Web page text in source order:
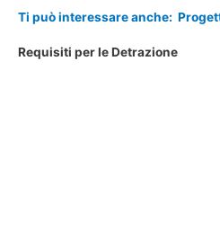
Ti può interessare anche:
Requisiti per le Detrazione